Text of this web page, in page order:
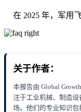
在 2025 年，军用
关于作者：
本报告由 Global
注于工业机械、制造
场。他们的专业知识